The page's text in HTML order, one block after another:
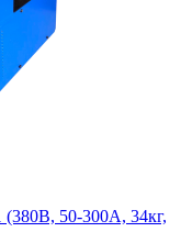
50-300А, 34кг,